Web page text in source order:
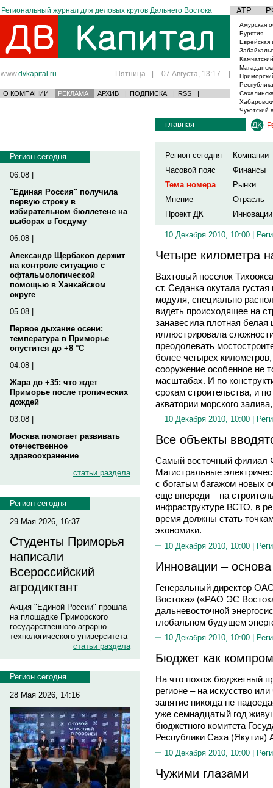
Региональный журнал для деловых кругов Дальнего Востока АТР
www.dvkapital.ru Пятница | 07 Августа, 13:17 |
О КОМПАНИИ РЕКЛАМА АРХИВ | ПОДПИСКА | RSS |
Амурская
Бурятия
Еврейская
Чукотский
Регион сегодня
06.08 |
"Единая Россия" получила
первую строку в
избирательном бюллетене на
выборах в Госдуму
06.08 |
Александр Щербаков держит
на контроле ситуацию с
офтальмологической
помощью в Ханкайском
округе
05.08 |
Первое дыхание осени:
температура в Приморье
опустится до +8 °C
04.08 |
Жара до +35: что ждет
Приморье после тропических
дождей
03.08 |
Москва помогает развивать
отечественное
здравоохранение
статьи раздела
Регион сегодня
29 Мая 2026, 16:37
Студенты Приморья
написали
Всероссийский
агродиктант
Акция "Единой России" прошла
на площадке Приморского
государственного аграрно-
технологического университета
статьи раздела
Регион сегодня
28 Мая 2026, 14:16
главная
Регион сегодня
Компании
Часовой пояс
Финансы
Тема номера
Рынки
Мнение
Отрасль
Проект ДК
Инновации
10 Декабря 2010, 10:00 |
Четыре километра
Вахтовый поселок
ст. Седанка окутала
модуля, специально
видеть происходящее на
занавесила плотная
иллюстрировала
преодолевать
более четырех
сооружение особенное не
масштабах. И по
срокам строительства, и
акватории морского
10 Декабря 2010, 10:00 |
Все объекты
Самый восточный филиал
Магистральные
с богатым багажом новых
еще впереди – на
инфраструктуре ВСТО, в
время должны стать
экономики.
10 Декабря 2010, 10:00 |
Инновации –
Генеральный директор
Востока» («РАО ЭС
дальневосточной
глобальном будущем
10 Декабря 2010, 10:00 |
Бюджет как
На что похож бюджетный
регионе – на искусство
занятие никогда не
уже семнадцатый год
бюджетного комитета
Республики Саха
10 Декабря 2010, 10:00 |
Чужими глазами